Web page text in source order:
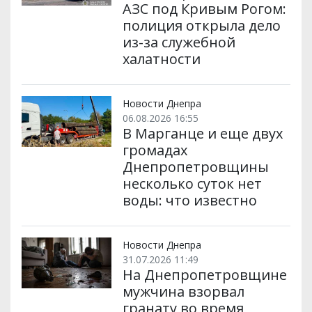
АЗС под Кривым Рогом:
полиция открыла дело
из-за служебной
халатности
Новости Днепра
06.08.2026 16:55
В Марганце и еще двух
громадах
Днепропетровщины
несколько суток нет
воды: что известно
Новости Днепра
31.07.2026 11:49
На Днепропетровщине
мужчина взорвал